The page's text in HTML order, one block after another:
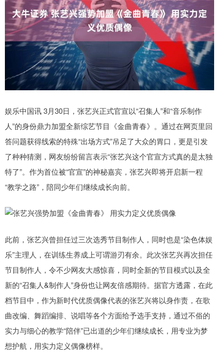
娱乐中国讯 3月30日，张艺兴正式官宣以“召集人”和“音乐制作
人”的身份鼎力加盟全新综艺节目《金曲青春》。通过在网页里回
答问题获得线索的特殊“出场方式”吊足了大众的胃口，更是引发
了种种猜测，网友纷纷留言表示“张艺兴这个官宣方式真的是太独
特了”。作为首位被“官宣”的神秘嘉宾，张艺兴即将开启新一程
“教学之路”，陪同少年们继续成长向前。
此前，张艺兴曾担任过三次选秀节目制作人，同时也是“染色体娱
乐”主理人，在训练生养成上可谓游刃有余。此次张艺兴再次担任
节目制作人，令不少网友大感惊喜，同时全新的节目模式以及全
新的“召集人&制作人”身份也让网友倍感期待。据官方透露，在此
档节目中，作为新时代优质偶像代表的张艺兴将以身作责，在歌
曲改编、舞蹈编排、说唱等各个方面给予选手支持，通过不俗的
实力与细心的教学“陪伴”已出道的少年们继续成长，用专业为梦
想护航，用实力定义偶像榜样。